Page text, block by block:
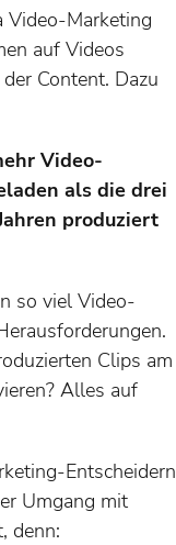
Video-Marketing
auf Videos
Content. Dazu
Video-
als die drei
produziert
so viel Video-
Clips am
Alles auf
Entscheidern
Umgang mit
denn: